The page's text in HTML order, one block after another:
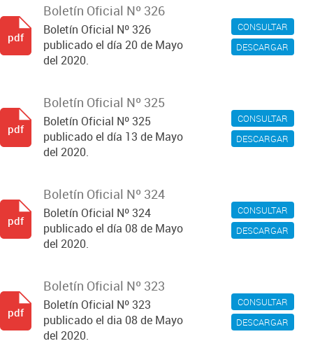
CONSULTAR
DESCARGAR
Boletín Oficial Nº 326
Boletín Oficial Nº 326
publicado el día 20 de Mayo
del 2020.
pdf
CONSULTAR
DESCARGAR
Boletín Oficial Nº 325
Boletín Oficial Nº 325
publicado el día 13 de Mayo
del 2020.
pdf
CONSULTAR
DESCARGAR
Boletín Oficial Nº 324
Boletín Oficial Nº 324
publicado el día 08 de Mayo
del 2020.
pdf
CONSULTAR
DESCARGAR
Boletín Oficial Nº 323
Boletín Oficial Nº 323
publicado el dia 08 de Mayo
del 2020.
pdf